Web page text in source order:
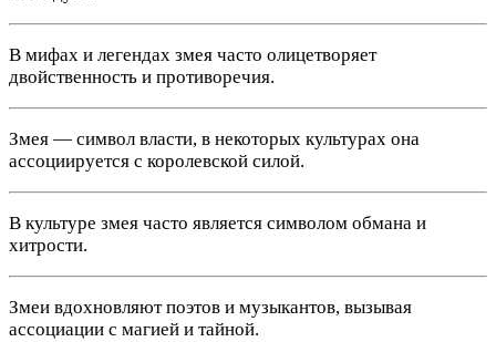
В мифах и легендах змея часто олицетворяет
двойственность и противоречия.
Змея — символ власти, в некоторых культурах она
ассоциируется с королевской силой.
В культуре змея часто является символом обмана и
хитрости.
Змеи вдохновляют поэтов и музыкантов, вызывая
ассоциации с магией и тайной.